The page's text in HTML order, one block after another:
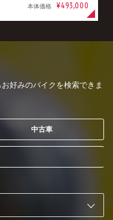
本体価格 ¥493,000
好みのバイクを検索できま
中古車